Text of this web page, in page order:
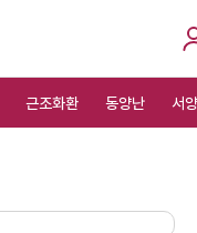
근조화환 동양난 서